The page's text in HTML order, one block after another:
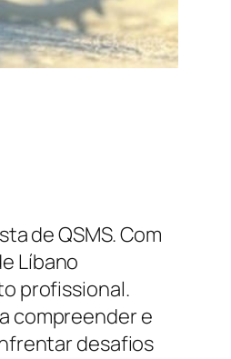
de QSMS. Com
Líbano
profissional.
compreender e
desafios